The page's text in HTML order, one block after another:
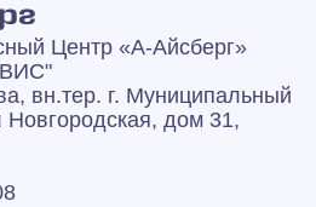
Центр «А‑Айсберг»
вн.тер. г. Муниципальный
Новгородская, дом 31,